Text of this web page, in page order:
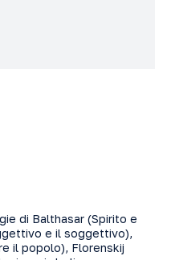
di Balthasar (Spirito e
e il soggettivo),
il popolo), Florenskij